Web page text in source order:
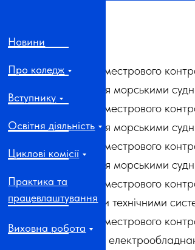
Новини
Про коледж
Вступнику
Освітня діяльність
Циклові комісії
Практика та
працевлаштування
Виховна робота
Графік семестрового
управління морськими
Графік семестрового
управління морськими
Графік семестрового
управління морськими
Графік семестрового
судновими технічними
Графік семестрового
суднового